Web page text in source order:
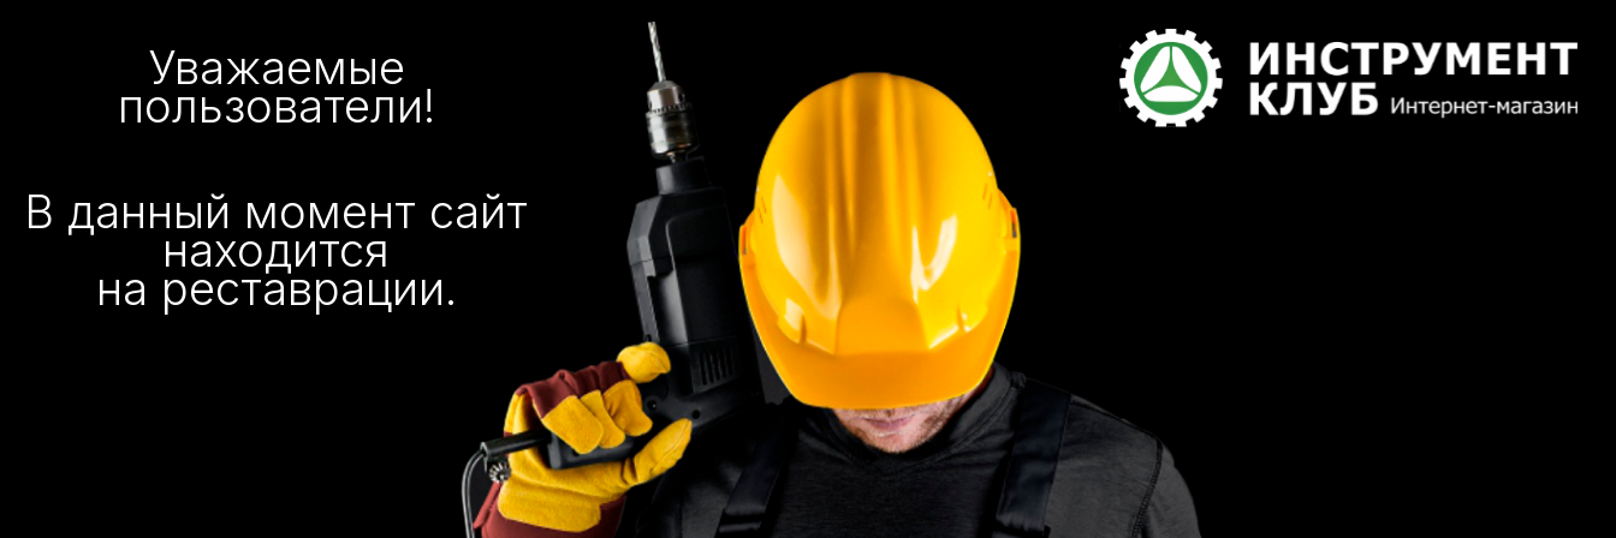
Уважаемые
пользователи!
В данный момент сайт
находится
на реставрации.